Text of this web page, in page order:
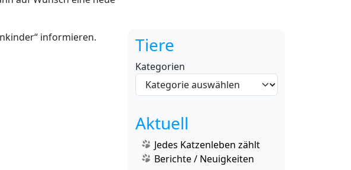
informieren.
Tiere
Kategorien
Aktuell
Jedes Katzenleben zählt
Berichte / Neuigkeiten